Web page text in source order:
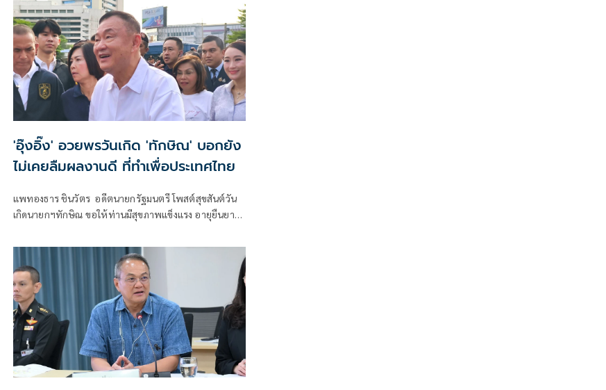
'อุ๊งอิ๊ง' อวยพรวันเกิด 'ทักษิณ' บอกยัง
ไม่เคยลืมผลงานดี ที่ทำเพื่อประเทศไทย
แพทองธาร ชินวัตร อดีตนายกรัฐมนตรี โพสต์สุขสันต์วัน
เกิดนายกฯทักษิณ ขอให้ท่านมีสุขภาพแข็งแรง อายุยืนยาว